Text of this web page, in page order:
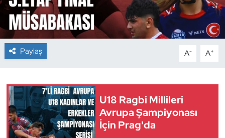
Paylaş A- A+
U18 Ragbi Millileri
Avrupa Şampiyonası
İçin Prag'da
Cimnastik
Curling
Dağcılık
Dans Sporları
Dövüş Sanatı